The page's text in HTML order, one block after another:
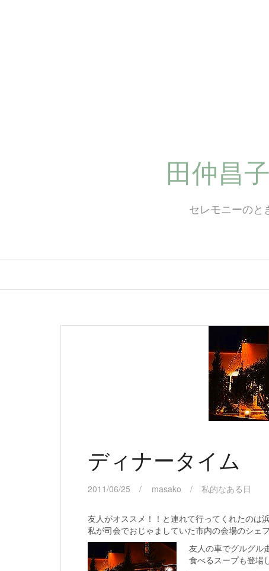
田仲昌
セレモニーのと
ディナータイム
2011/06/25 masako 私的なある日
友人がオススメ！！と連れて行ってくれたのは
私が司会でおじゃましていた市内の会場のシェ
友人の車でグルグル
食べるスープも登場